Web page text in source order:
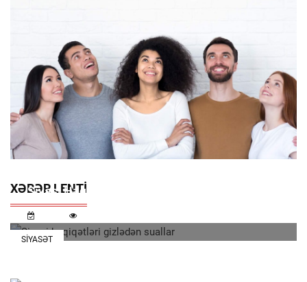
XƏBƏR LENTI
SIYASƏT
Siyasi Həqiqətləri Gizlədən Suallar